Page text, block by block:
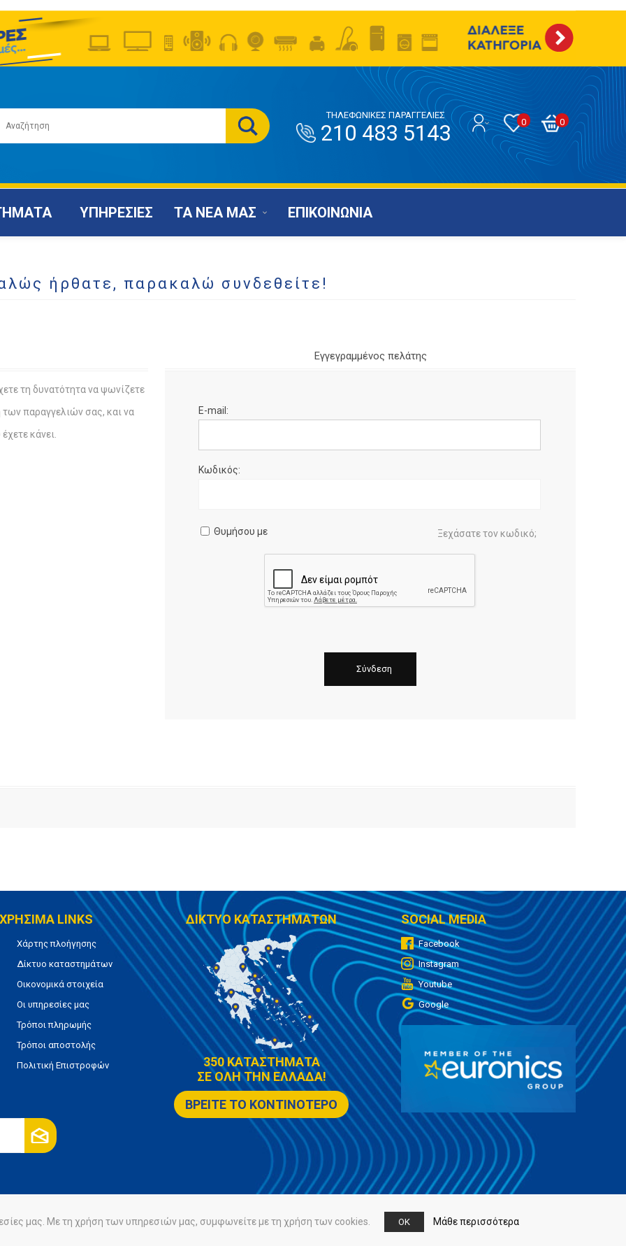
0
0
ΤΗΛΕΦΩΝΙΚΕΣ ΠΑΡΑΓΓΕΛΙΕΣ
210 483 5143
ΥΠΗΡΕΣΙΕΣ ΤΑ ΝΕΑ ΜΑΣ ΕΠΙΚΟΙΝΩΝΙΑ
ήρθατε, παρακαλώ συνδεθείτε!
τη δυνατότητα να ψωνίζετε
των παραγγελιών σας, και να
κάνει.
Εγγεγραμμένος πελάτης
E-mail:
Κωδικός:
Θυμήσου με Ξεχάσατε τον κωδικό;
ΧΡΗΣΙΜΑ LINKS
Χάρτης πλοήγησης
Δίκτυο καταστημάτων
Οικονομικά στοιχεία
Οι υπηρεσίες μας
Τρόποι πληρωμής
Τρόποι αποστολής
Πολιτική Επιστροφών
ΔΙΚΤΥΟ ΚΑΤΑΣΤΗΜΑΤΩΝ
350 ΚΑΤΑΣΤΗΜΑΤΑ
ΣΕ ΟΛΗ ΤΗΝ ΕΛΛΑΔΑ!
ΒΡΕΙΤΕ ΤΟ ΚΟΝΤΙΝΟΤΕΡΟ
SOCIAL MEDIA
Facebook
Instagram
Youtube
Google
Πολιτική Cookies
μας. Με τη χρήση των υπηρεσιών μας, συμφωνείτε με τη χρήση των cookies. OK Μάθε περισσότερα